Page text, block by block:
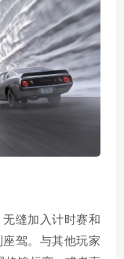
缝加入计时赛和
驾。与其他玩家